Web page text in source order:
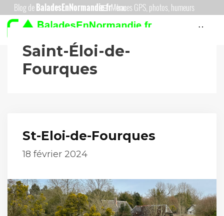
Aller
au
Menu
Menu
Saint-Éloi-de-
Fourques
St-Eloi-de-Fourques
18 février 2024